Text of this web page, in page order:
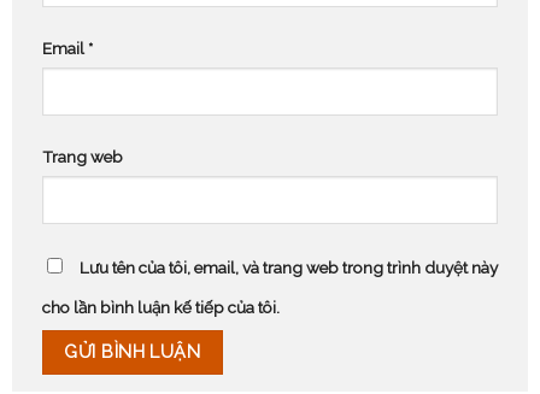
Email *
Trang web
Lưu tên của tôi, email, và trang web trong trình duyệt này
cho lần bình luận kế tiếp của tôi.